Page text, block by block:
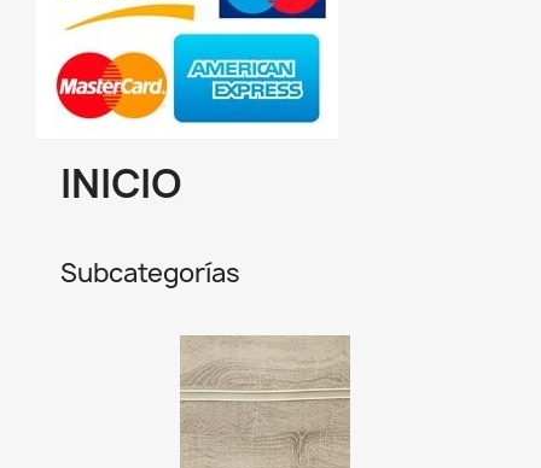
INICIO
Subcategorías